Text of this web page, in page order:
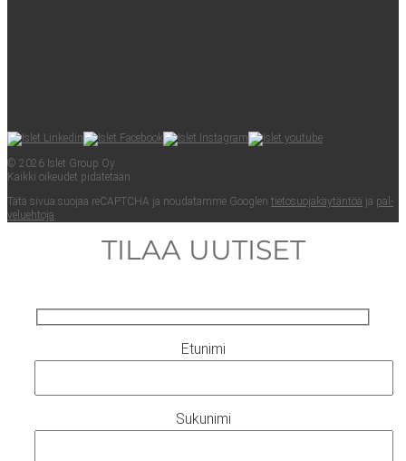
© 2026 Islet Group Oy
Kaik­ki oikeu­det pidätetään.
Tätä sivua suo­jaa reCAPTC­HA ja nou­da­tam­me Googlen tie­to­suo­ja­käy­tän­töä ja pal­
ve­lueh­to­ja.
TILAA UUTISET
Etunimi
Sukunimi